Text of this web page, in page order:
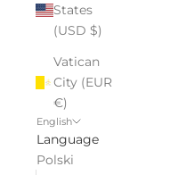
States
(USD $)
Vatican
City (EUR
€)
English
Language
Polski